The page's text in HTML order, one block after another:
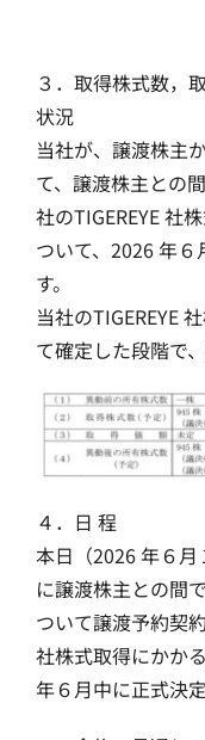
３．取得株式数，
状況
当社が、譲渡株主
て、譲渡株主との
社のTIGEREYE 社
ついて、2026 年
す。
当社のTIGEREYE
て確定した段階で
４．日 程
本日（2026 年６月
に譲渡株主との間
ついて譲渡予約契
社株式取得にかか
年６月中に正式決